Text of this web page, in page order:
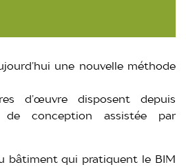
une nouvelle méthode
d’œuvre disposent depuis
de conception assistée par
bâtiment qui pratiquent le BIM